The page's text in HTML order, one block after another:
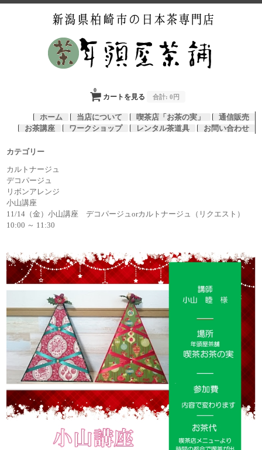
カートを見る
0
合計: 0円
ホーム 当店について 喫茶店「お茶の実」
通信販売
お茶講座
ワークショップ レンタル茶道具 お問い合わせ
カテゴリー
カルトナージュ
デコパージュ
リボンアレンジ
小山講座
11/14（金）小山講座 デコパージュorカルトナージュ（リクエスト）
10:00 ～ 11:30